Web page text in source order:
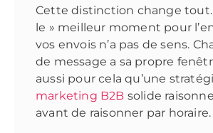
Cette distinction change tout.
le » meilleur moment pour
vos envois n’a pas de sens.
de message a sa propre
aussi pour cela qu’une
marketing B2B solide
avant de raisonner par horaire.